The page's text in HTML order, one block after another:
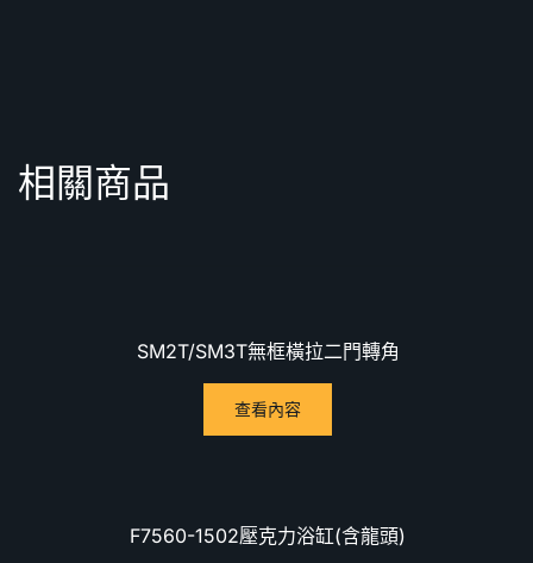
相關商品
SM2T/SM3T無框橫拉二門轉角
查看內容
F7560-1502壓克力浴缸(含龍頭)